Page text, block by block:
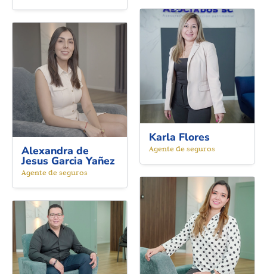
Karla Flores
Agente de seguros
Alexandra de
Jesus Garcia Yañez
Agente de seguros